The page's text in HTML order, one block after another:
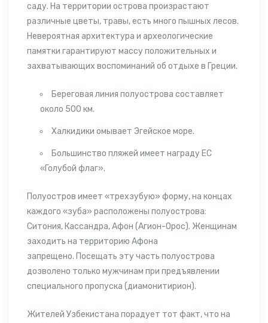
саду. На территории острова произрастают
различные цветы, травы, есть много пышных лесов.
Невероятная архитектура и археологические
памятки гарантируют массу положительных и
захватывающих воспоминаний об отдыхе в Греции.
Береговая линия полуострова составляет
около 500 км.
Халкидики омывает Эгейское море.
Большинство пляжей имеет награду ЕС
«Голубой флаг».
Полуостров имеет «трехзубую» форму, на концах
каждого «зуба» расположены полуострова:
Ситония, Кассандра, Афон (Агион-Орос). Женщинам
заходить на территорию Афона
запрещено. Посещать эту часть полуострова
дозволено только мужчинам при предъявлении
специального пропуска (диамонитирион).
Жителей Узбекистана порадует тот факт, что на